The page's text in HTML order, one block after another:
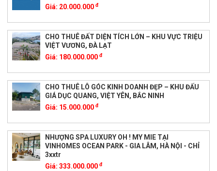
Giá: 20.000.000 đ
CHO THUÊ ĐẤT DIỆN TÍCH LỚN – KHU VỰC TRIỆU
VIỆT VƯƠNG, ĐÀ LẠT
Giá: 180.000.000 đ
CHO THUÊ LÔ GÓC KINH DOANH ĐẸP – KHU ĐẤU
GIÁ DỤC QUANG, VIỆT YÊN, BẮC NINH
Giá: 15.000.000 đ
NHƯỢNG SPA LUXURY OH ! MY MIE TẠI
VINHOMES OCEAN PARK - GIA LÂM, HÀ NỘI - CHỈ
3xxtr
Giá: 333.000.000 đ